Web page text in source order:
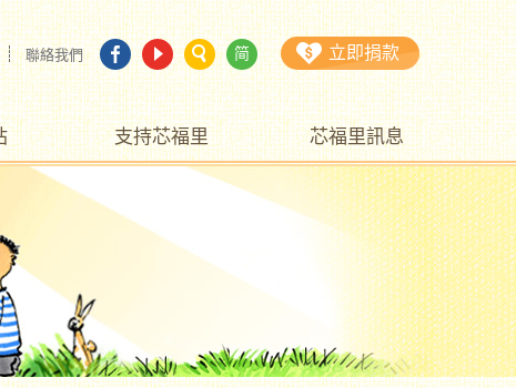
聯絡我們 简 立即捐款
支持芯福里 芯福里訊息